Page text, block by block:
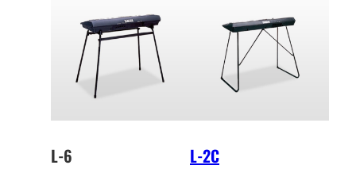
by thick foam pads for
maximum security and
reliability.
L-6 L-2C